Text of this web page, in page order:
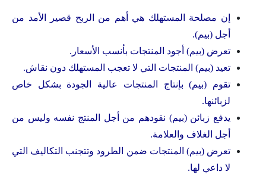
إن مصلحة المستهلك هي أهم من الربح قصير الأمد من
أجل (بيم).
تعرض (بيم) أجود المنتجات بأنسب الأسعار.
تعيد (بيم) المنتجات التي لا تعجب المستهلك دون نقاش.
تقوم (بيم) بإنتاج المنتجات عالية الجودة بشكل خاص
لزبائنها.
يدفع زبائن (بيم) نقودهم من أجل المنتج نفسه وليس من
أجل الغلاف والعلامة.
تعرض (بيم) المنتجات ضمن الطرود وتتجنب التكاليف التي
لا داعي لها.